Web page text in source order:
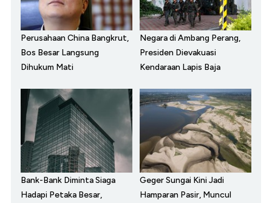
Perusahaan China Bangkrut,
Bos Besar Langsung
Dihukum Mati
Negara di Ambang Perang,
Presiden Dievakuasi
Kendaraan Lapis Baja
Bank-Bank Diminta Siaga
Hadapi Petaka Besar,
Geger Sungai Kini Jadi
Hamparan Pasir, Muncul